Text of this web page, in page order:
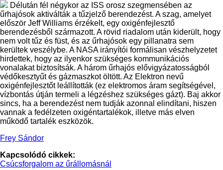
Délután fél négykor az ISS orosz szegmensében az
űrhajósok aktiválták a tűzjelző berendezést. A szag, amelyet
először Jeff Williams érzékelt, egy oxigénfejlesztő
berendezésből származott. A rövid riadalom után kiderült, hogy
nem volt tűz és füst, és az űrhajósok egy pillanatra sem
kerültek veszélybe. A NASA irányítói formálisan vészhelyzetet
hirdettek, hogy az ilyenkor szükséges kommunikációs
vonalakat biztosítsák. A három űrhajós elővigyázatosságból
védőkesztyűt és gázmaszkot öltött. Az Elektron nevű
oxigénfejlesztőt leállították (ez elektromos áram segítségével,
vízbontás útján termeli a légzéshez szükséges gázt). Baj akkor
sincs, ha a berendezést nem tudják azonnal elindítani, hiszen
vannak a fedélzeten oxigéntartalékok, illetve más elven
működő tartalék eszközök.
Frey Sándor
Kapcsolódó cikkek:
Csúcsforgalom az űrállomásnál